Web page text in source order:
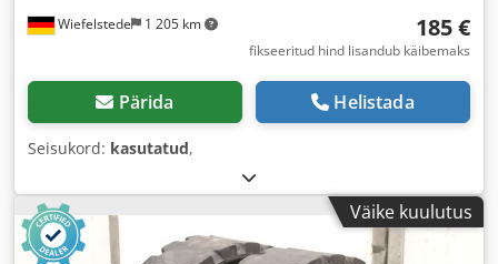
Wiefelstede 1 205 km 185 €
fikseeritud hind lisandub käibemaks
Pärida Helistada
Seisukord: kasutatud,
Väike kuulutus